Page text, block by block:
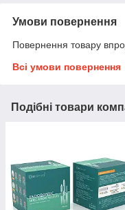
Умови повернення
Повернення товару
Всі умови повернення
Подібні товари